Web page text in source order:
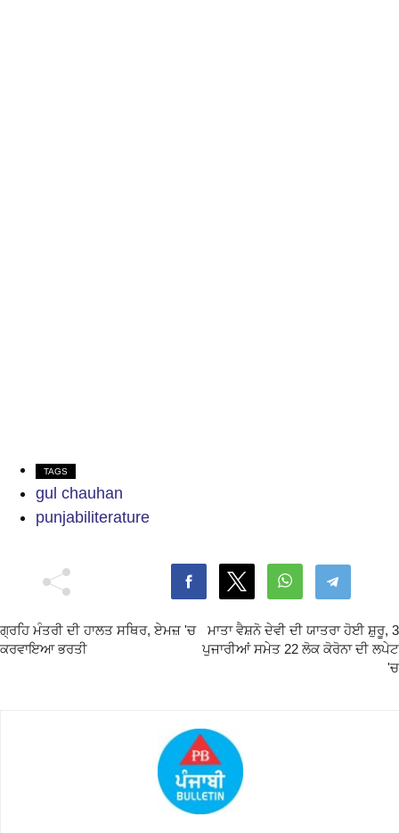
TAGS
gul chauhan
punjabiliterature
ਗ੍ਰਹਿ ਮੰਤਰੀ ਦੀ ਹਾਲਤ ਸਥਿਰ, ਏਮਜ਼ 'ਚ
ਕਰਵਾਇਆ ਭਰਤੀ
ਮਾਤਾ ਵੈਸ਼ਨੋ ਦੇਵੀ ਦੀ ਯਾਤਰਾ ਹੋਈ ਸ਼ੁਰੂ, 3
ਪੁਜਾਰੀਆਂ ਸਮੇਤ 22 ਲੋਕ ਕੋਰੋਨਾ ਦੀ ਲਪੇਟ
'ਚ